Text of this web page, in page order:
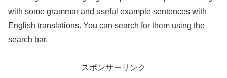
with some grammar and useful example sentences with
English translations. You can search for them using the
search bar.
スポンサーリンク